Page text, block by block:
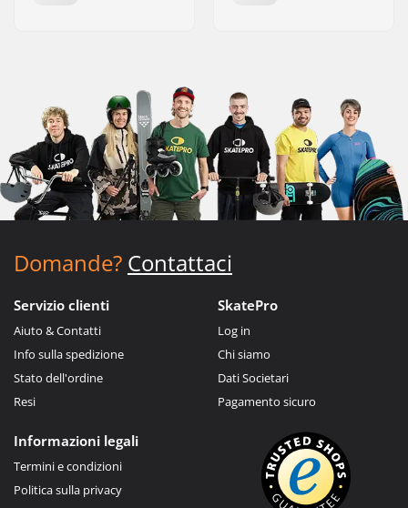
Domande? Contattaci
Servizio clienti
Aiuto & Contatti
Info sulla spedizione
Stato dell'ordine
Resi
SkatePro
Log in
Chi siamo
Dati Societari
Pagamento sicuro
Informazioni legali
Termini e condizioni
Politica sulla privacy